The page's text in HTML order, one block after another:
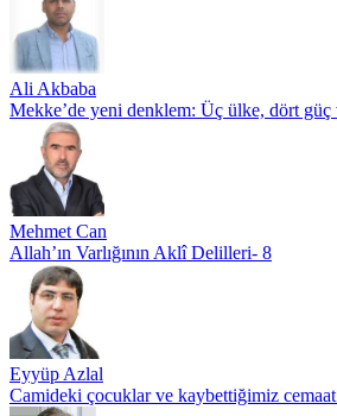
Ali Akbaba
Mekke’de yeni denklem: Üç ülke, dört güç
Mehmet Can
Allah’ın Varlığının Aklî Delilleri- 8
Eyyüp Azlal
Camideki çocuklar ve kaybettiğimiz